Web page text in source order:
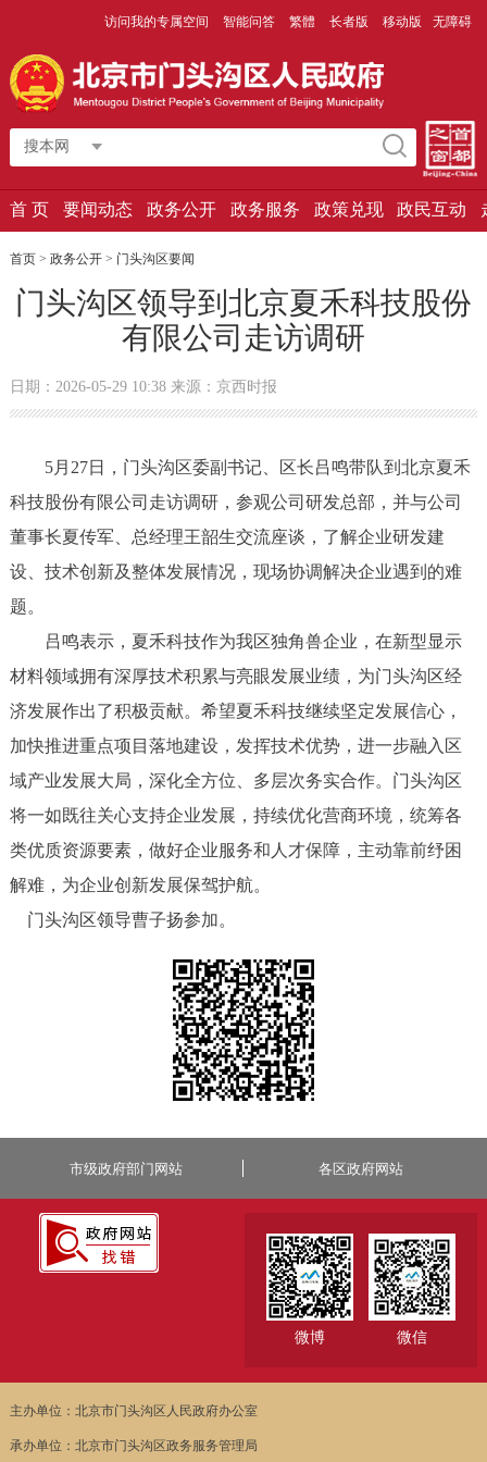
访问我的专属空间 智能问答 繁體 长者版 移动版 无障碍
搜本网
首 页 要闻动态 政务公开 政务服务 政策兑现 政民互动
首页> 政务公开> 门头沟区要闻
门头沟区领导到北京夏禾科技股份
有限公司走访调研
日期：2026-05-29 10:38 来源：京西时报
5月27日，门头沟区委副书记、区长吕鸣带队到北京夏禾
科技股份有限公司走访调研，参观公司研发总部，并与公司
董事长夏传军、总经理王韶生交流座谈，了解企业研发建
设、技术创新及整体发展情况，现场协调解决企业遇到的难
题。
吕鸣表示，夏禾科技作为我区独角兽企业，在新型显示
材料领域拥有深厚技术积累与亮眼发展业绩，为门头沟区经
济发展作出了积极贡献。希望夏禾科技继续坚定发展信心，
加快推进重点项目落地建设，发挥技术优势，进一步融入区
域产业发展大局，深化全方位、多层次务实合作。门头沟区
将一如既往关心支持企业发展，持续优化营商环境，统筹各
类优质资源要素，做好企业服务和人才保障，主动靠前纾困
解难，为企业创新发展保驾护航。
门头沟区领导曹子扬参加。
市级政府部门网站 各区政府网站
微博 微信
主办单位：北京市门头沟区人民政府办公室
承办单位：北京市门头沟区政务服务管理局